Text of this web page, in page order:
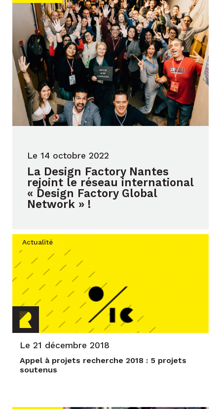
Le 14 octobre 2022
La Design Factory Nantes
rejoint le réseau international
« Design Factory Global
Network » !
Actualité
Le 21 décembre 2018
Appel à projets recherche 2018 : 5 projets
soutenus